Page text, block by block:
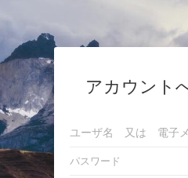
アカウント